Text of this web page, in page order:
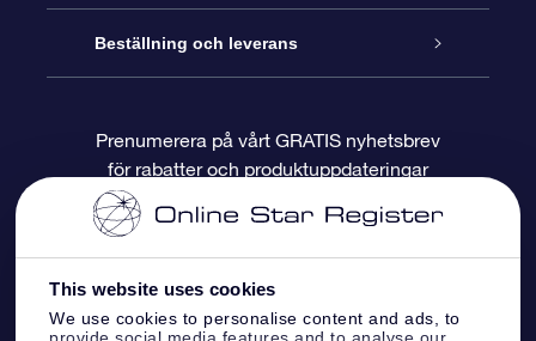
This website uses cookies
We use cookies to personalise content and ads, to
provide social media features and to analyse our
Blogg
Recensioner
OSR Gåvopaket
OSR Presentkort
Företagspresenter
Stjärnregiste
Personlig Stjärnsida
One Million Stars
OSR Starsaver
Beställning och leverans
Betalningsinformation
Returpolicy
Prenumerera på vårt GRATIS nyhetsbrev
för rabatter och produktuppdateringar